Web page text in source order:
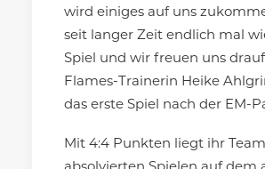
wird einiges auf uns
seit langer Zeit endlich mal
Spiel und wir freuen uns
Flames-Trainerin Heike
das erste Spiel nach der EM-
Mit 4:4 Punkten liegt ihr